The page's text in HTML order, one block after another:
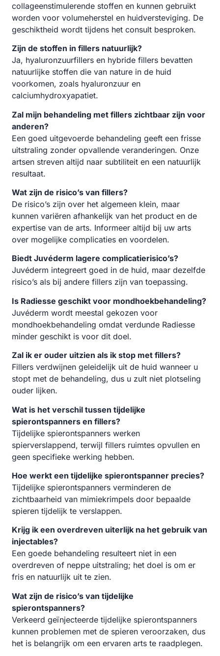
collageenstimulerende stoffen en kunnen gebruikt
worden voor volumeherstel en huidversteviging. De
geschiktheid wordt tijdens het consult besproken.
Zijn de stoffen in fillers natuurlijk?
Ja, hyaluronzuurfillers en hybride fillers bevatten
natuurlijke stoffen die van nature in de huid
voorkomen, zoals hyaluronzuur en
calciumhydroxyapatiet.
Zal mijn behandeling met fillers zichtbaar zijn voor
anderen?
Een goed uitgevoerde behandeling geeft een frisse
uitstraling zonder opvallende veranderingen. Onze
artsen streven altijd naar subtiliteit en een natuurlijk
resultaat.
Wat zijn de risico’s van fillers?
De risico’s zijn over het algemeen klein, maar
kunnen variëren afhankelijk van het product en de
expertise van de arts. Informeer altijd bij uw arts
over mogelijke complicaties en voordelen.
Biedt Juvéderm lagere complicatierisico’s?
Juvéderm integreert goed in de huid, maar dezelfde
risico’s als bij andere fillers zijn van toepassing.
Is Radiesse geschikt voor mondhoekbehandeling?
Juvéderm wordt meestal gekozen voor
mondhoekbehandeling omdat verdunde Radiesse
minder geschikt is voor dit doel.
Zal ik er ouder uitzien als ik stop met fillers?
Fillers verdwijnen geleidelijk uit de huid wanneer u
stopt met de behandeling, dus u zult niet plotseling
ouder lijken.
Wat is het verschil tussen tijdelijke
spierontspanners en fillers?
Tijdelijke spierontspanners werken
spierverslappend, terwijl fillers ruimtes opvullen en
geen specifieke werking hebben.
Hoe werkt een tijdelijke spierontspanner precies?
Tijdelijke spierontspanners verminderen de
zichtbaarheid van mimiekrimpels door bepaalde
spieren tijdelijk te verslappen.
Krijg ik een overdreven uiterlijk na het gebruik van
injectables?
Een goede behandeling resulteert niet in een
overdreven of neppe uitstraling; het doel is om er
fris en natuurlijk uit te zien.
Wat zijn de risico’s van tijdelijke
spierontspanners?
Verkeerd geïnjecteerde tijdelijke spierontspanners
kunnen problemen met de spieren veroorzaken, dus
het is belangrijk om een ervaren arts te raadplegen.